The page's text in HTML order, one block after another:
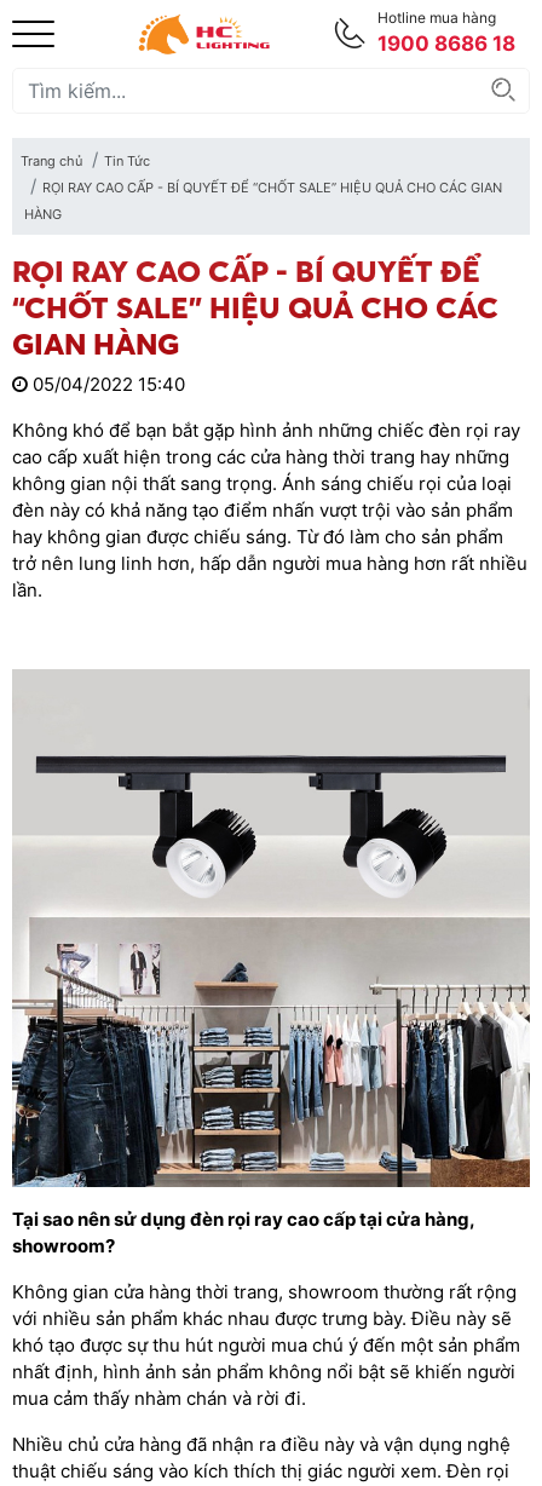
Hotline mua hàng
1900 8686 18
Trang chủ
Tin Tức
RỌI RAY CAO CẤP - BÍ QUYẾT ĐỂ “CHỐT SALE” HIỆU QUẢ CHO CÁC GIAN
HÀNG
RỌI RAY CAO CẤP - BÍ QUYẾT ĐỂ
“CHỐT SALE” HIỆU QUẢ CHO CÁC
GIAN HÀNG
05/04/2022 15:40
Không khó để bạn bắt gặp hình ảnh những chiếc đèn rọi ray
cao cấp xuất hiện trong các cửa hàng thời trang hay những
không gian nội thất sang trọng. Ánh sáng chiếu rọi của loại
đèn này có khả năng tạo điểm nhấn vượt trội vào sản phẩm
hay không gian được chiếu sáng. Từ đó làm cho sản phẩm
trở nên lung linh hơn, hấp dẫn người mua hàng hơn rất nhiều
lần.
Tại sao nên sử dụng đèn rọi ray cao cấp tại cửa hàng,
showroom?
Không gian cửa hàng thời trang, showroom thường rất rộng
với nhiều sản phẩm khác nhau được trưng bày. Điều này sẽ
khó tạo được sự thu hút người mua chú ý đến một sản phẩm
nhất định, hình ảnh sản phẩm không nổi bật sẽ khiến người
mua cảm thấy nhàm chán và rời đi.
Nhiều chủ cửa hàng đã nhận ra điều này và vận dụng nghệ
thuật chiếu sáng vào kích thích thị giác người xem. Đèn rọi